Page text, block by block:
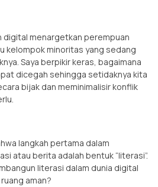
digital menargetkan perempuan
kelompok minoritas yang sedang
Saya berpikir keras, bagaimana
dicegah sehingga setidaknya kita
bijak dan meminimalisir konflik
langkah pertama dalam
atau berita adalah bentuk “literasi”.
literasi dalam dunia digital
aman?